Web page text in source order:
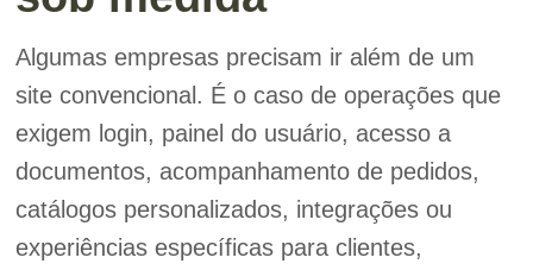
Algumas empresas precisam ir além de um
site convencional. É o caso de operações que
exigem login, painel do usuário, acesso a
documentos, acompanhamento de pedidos,
catálogos personalizados, integrações ou
experiências específicas para clientes,